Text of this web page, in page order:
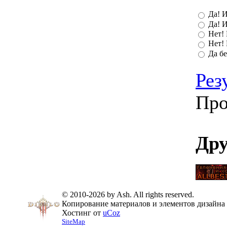
Да!
Да!
Нет!
Нет!
Да
© 2010-2026 by Ash. All rights reserved.
Копирование материалов и элементов
Хостинг от uCoz
SiteMap